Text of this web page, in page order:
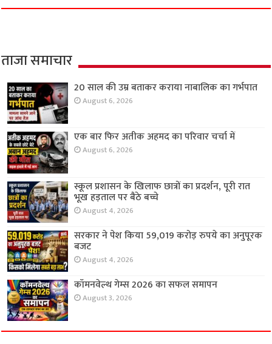
ताजा समाचार
20 साल की उम्र बताकर कराया नाबालिक का गर्भपात
August 6, 2026
एक बार फिर अतीक अहमद का परिवार चर्चा में
August 6, 2026
स्कूल प्रशासन के खिलाफ छात्रों का प्रदर्शन, पूरी रात
भूख हड़ताल पर बैठे बच्चे
August 4, 2026
सरकार ने पेश किया 59,019 करोड़ रुपये का अनुपूरक
बजट
August 4, 2026
कॉमनवेल्थ गेम्स 2026 का सफल समापन
August 3, 2026